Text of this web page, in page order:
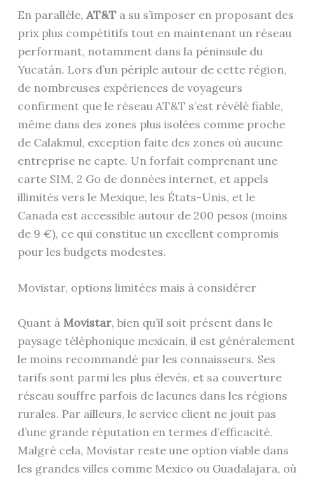
En parallèle, AT&Ta su s’imposer en proposant des
prix plus compétitifs tout en maintenant un réseau
performant, notamment dans la péninsule du
Yucatán. Lors d’un périple autour de cette région,
de nombreuses expériences de voyageurs
confirment que le réseau AT&T s’est révélé fiable,
même dans des zones plus isolées comme proche
de Calakmul, exception faite des zones où aucune
entreprise ne capte. Un forfait comprenant une
carte SIM, 2 Go de données internet, et appels
illimités vers le Mexique, les États-Unis, et le
Canada est accessible autour de 200 pesos (moins
de 9 €), ce qui constitue un excellent compromis
pour les budgets modestes.
Movistar, options limitées mais à considérer
Quant à Movistar, bien qu’il soit présent dans le
paysage téléphonique mexicain, il est généralement
le moins recommandé par les connaisseurs. Ses
tarifs sont parmi les plus élevés, et sa couverture
réseau souffre parfois de lacunes dans les régions
rurales. Par ailleurs, le service client ne jouit pas
d’une grande réputation en termes d’efficacité.
Malgré cela, Movistar reste une option viable dans
les grandes villes comme Mexico ou Guadalajara, où